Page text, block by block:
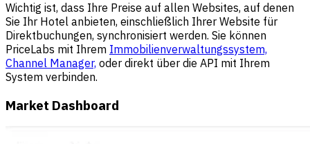
Wichtig ist, dass Ihre Preise auf allen Websites, auf denen
Sie Ihr Hotel anbieten, einschließlich Ihrer Website für
Direktbuchungen, synchronisiert werden. Sie können
PriceLabs mit Ihrem Immobilienverwaltungssystem,
Channel Manager, oder direkt über die API mit Ihrem
System verbinden.
Market Dashboard